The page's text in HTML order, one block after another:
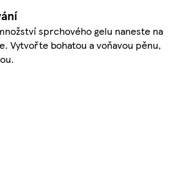
sprchového gelu naneste na
Vytvořte bohatou a voňavou pěnu,